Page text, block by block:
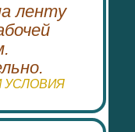
ленту
УСЛОВИЯ